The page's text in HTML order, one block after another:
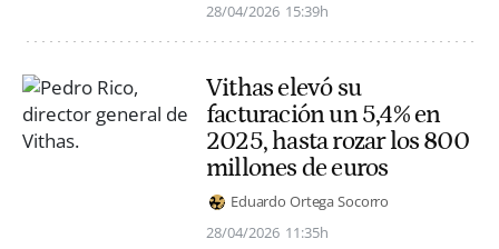
28/04/2026 15:39h
Vithas elevó su
facturación un 5,4% en
2025, hasta rozar los 800
millones de euros
Eduardo Ortega Socorro
28/04/2026 11:35h